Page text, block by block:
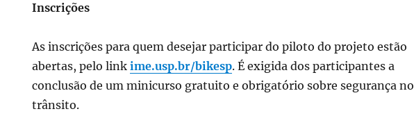
Inscrições
As inscrições para quem desejar participar do piloto do projeto estão
abertas, pelo linkime.usp.br/bikesp. É exigida dos participantes a
conclusão de um minicurso gratuito e obrigatório sobre segurança no
trânsito.